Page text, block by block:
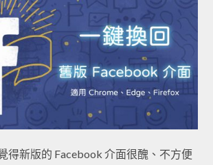
得新版的 Facebook 介面很醜、不方便